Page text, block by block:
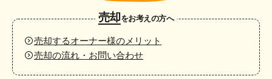
売却をお考えの方へ
売却するオーナー様のメリット
売却の流れ・お問い合わせ